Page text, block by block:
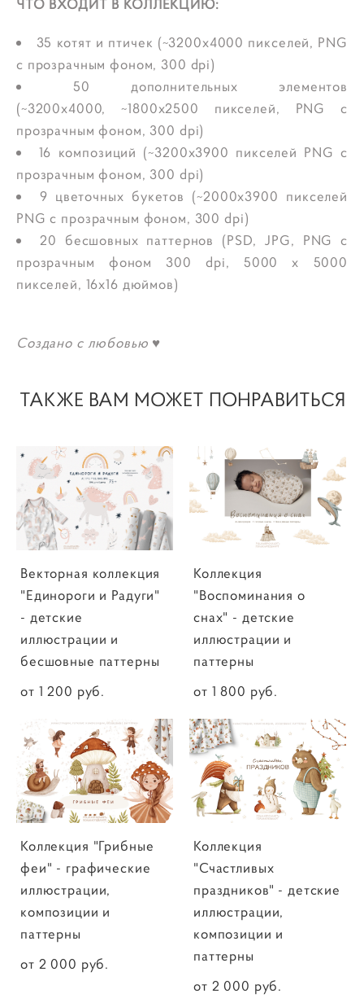
ЧТО ВХОДИТ В КОЛЛЕКЦИЮ:
35 котят и птичек (~3200x4000 пикселей, PNG
с прозрачным фоном, 300 dpi)
50 дополнительных элементов
(~3200x4000, ~1800x2500 пикселей, PNG с
прозрачным фоном, 300 dpi)
16 композиций (~3200x3900 пикселей PNG с
прозрачным фоном, 300 dpi)
9 цветочных букетов (~2000x3900 пикселей
PNG с прозрачным фоном, 300 dpi)
20 бесшовных паттернов (PSD, JPG, PNG с
прозрачным фоном 300 dpi, 5000 x 5000
пикселей, 16x16 дюймов)
Создано с любовью ♥
ТАКЖЕ ВАМ МОЖЕТ ПОНРАВИТЬСЯ
Векторная коллекция
"Единороги и Радуги"
- детские
иллюстрации и
бесшовные паттерны
от 1 200 pуб.
Коллекция
"Воспоминания о
снах" - детские
иллюстрации и
паттерны
от 1 800 pуб.
Коллекция "Грибные
феи" - графические
иллюстрации,
композиции и
паттерны
от 2 000 pуб.
Коллекция
"Счастливых
праздников" - детские
иллюстрации,
композиции и
паттерны
от 2 000 pуб.